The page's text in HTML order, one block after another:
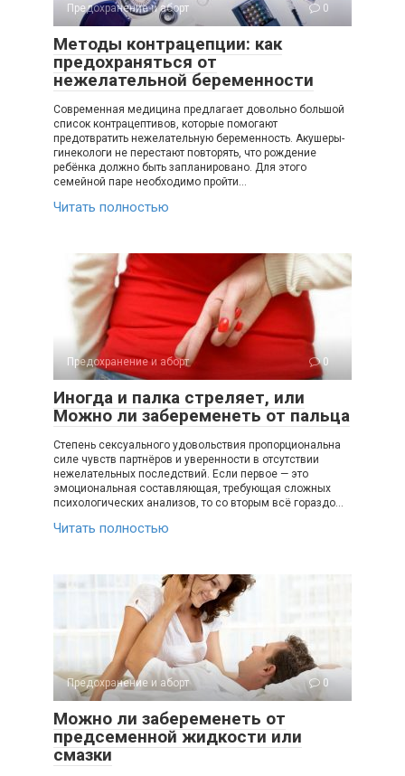
Предохранение и аборт 0
Методы контрацепции: как
предохраняться от
нежелательной беременности
Современная медицина предлагает довольно большой
список контрацептивов, которые помогают
предотвратить нежелательную беременность. Акушеры-
гинекологи не перестают повторять, что рождение
ребёнка должно быть запланировано. Для этого
семейной паре необходимо пройти…
Читать полностью
Предохранение и аборт 0
Иногда и палка стреляет, или
Можно ли забеременеть от пальца
Степень сексуального удовольствия пропорциональна
силе чувств партнёров и уверенности в отсутствии
нежелательных последствий. Если первое — это
эмоциональная составляющая, требующая сложных
психологических анализов, то со вторым всё гораздо…
Читать полностью
Предохранение и аборт 0
Можно ли забеременеть от
предсеменной жидкости или
смазки